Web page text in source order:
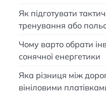
Як підготувати
тренування або
Чому варто обрати
сонячної енергетики
Яка різниця між
вініловими